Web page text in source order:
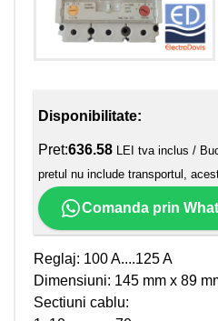
Disponibilitate:
Pret:636.58 LEI tva inclus /
pretul nu include transportul,
Comanda prin
Reglaj: 100 A....125 A
Dimensiuni: 145 mm x 89
Sectiuni cablu: